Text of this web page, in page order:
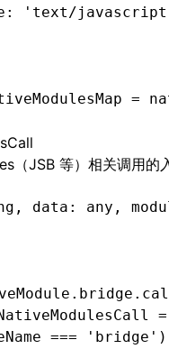
: 'text/
=
（JSB 等）相关调用的
, data : any ,
=
=== 'bridge'